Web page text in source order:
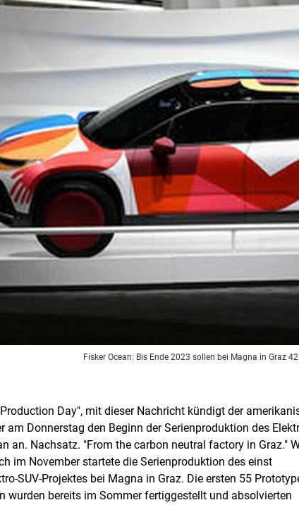
Fisker Ocean: Bis Ende 2023 sollen bei Magna in Graz
Day", mit dieser Nachricht kündigt der
am Donnerstag den Beginn der Serienproduktion des
an. Nachsatz. "From the carbon neutral factory in Graz."
im November startete die Serienproduktion des einst
SUV-Projektes bei Magna in Graz. Die ersten 55
wurden bereits im Sommer fertiggestellt und absolvierten